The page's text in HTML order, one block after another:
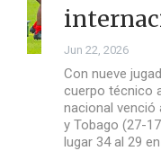
Jun 22, 2026
Con nueve
cuerpo técnico
nacional venció
y Tobago (27-
lugar 34 al 29